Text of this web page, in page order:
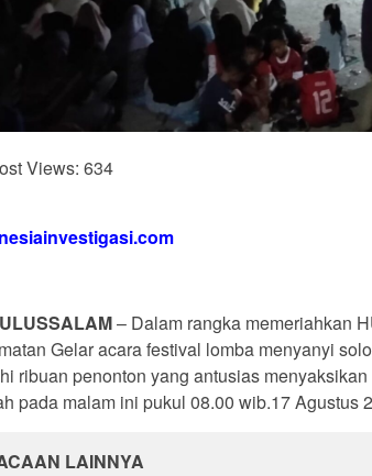
Views: 634
– Dalam rangka memeriahkan
Gelar acara festival lomba menyanyi
ribuan penonton yang antusias
pada malam ini pukul 08.00 wib.17 Agustus
LAINNYA